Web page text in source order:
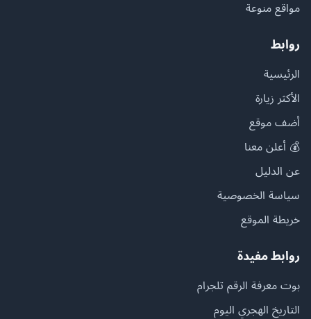
مواقع منوعة
روابط
الرئيسية
الأكثر زيارة
أضف موقع
💰 أعلن معنا
عن الدليل
سياسة الخصوصية
خريطة الموقع
روابط مفيدة
بوت معرفة الرقم تلجرام
التاريخ الهجري اليوم